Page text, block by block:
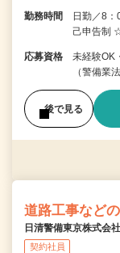
勤務時間
日勤／8
己申告制
応募資格
未経験OK
（警備業
後で見る
道路工事など
日清警備東京株式会
契約社員